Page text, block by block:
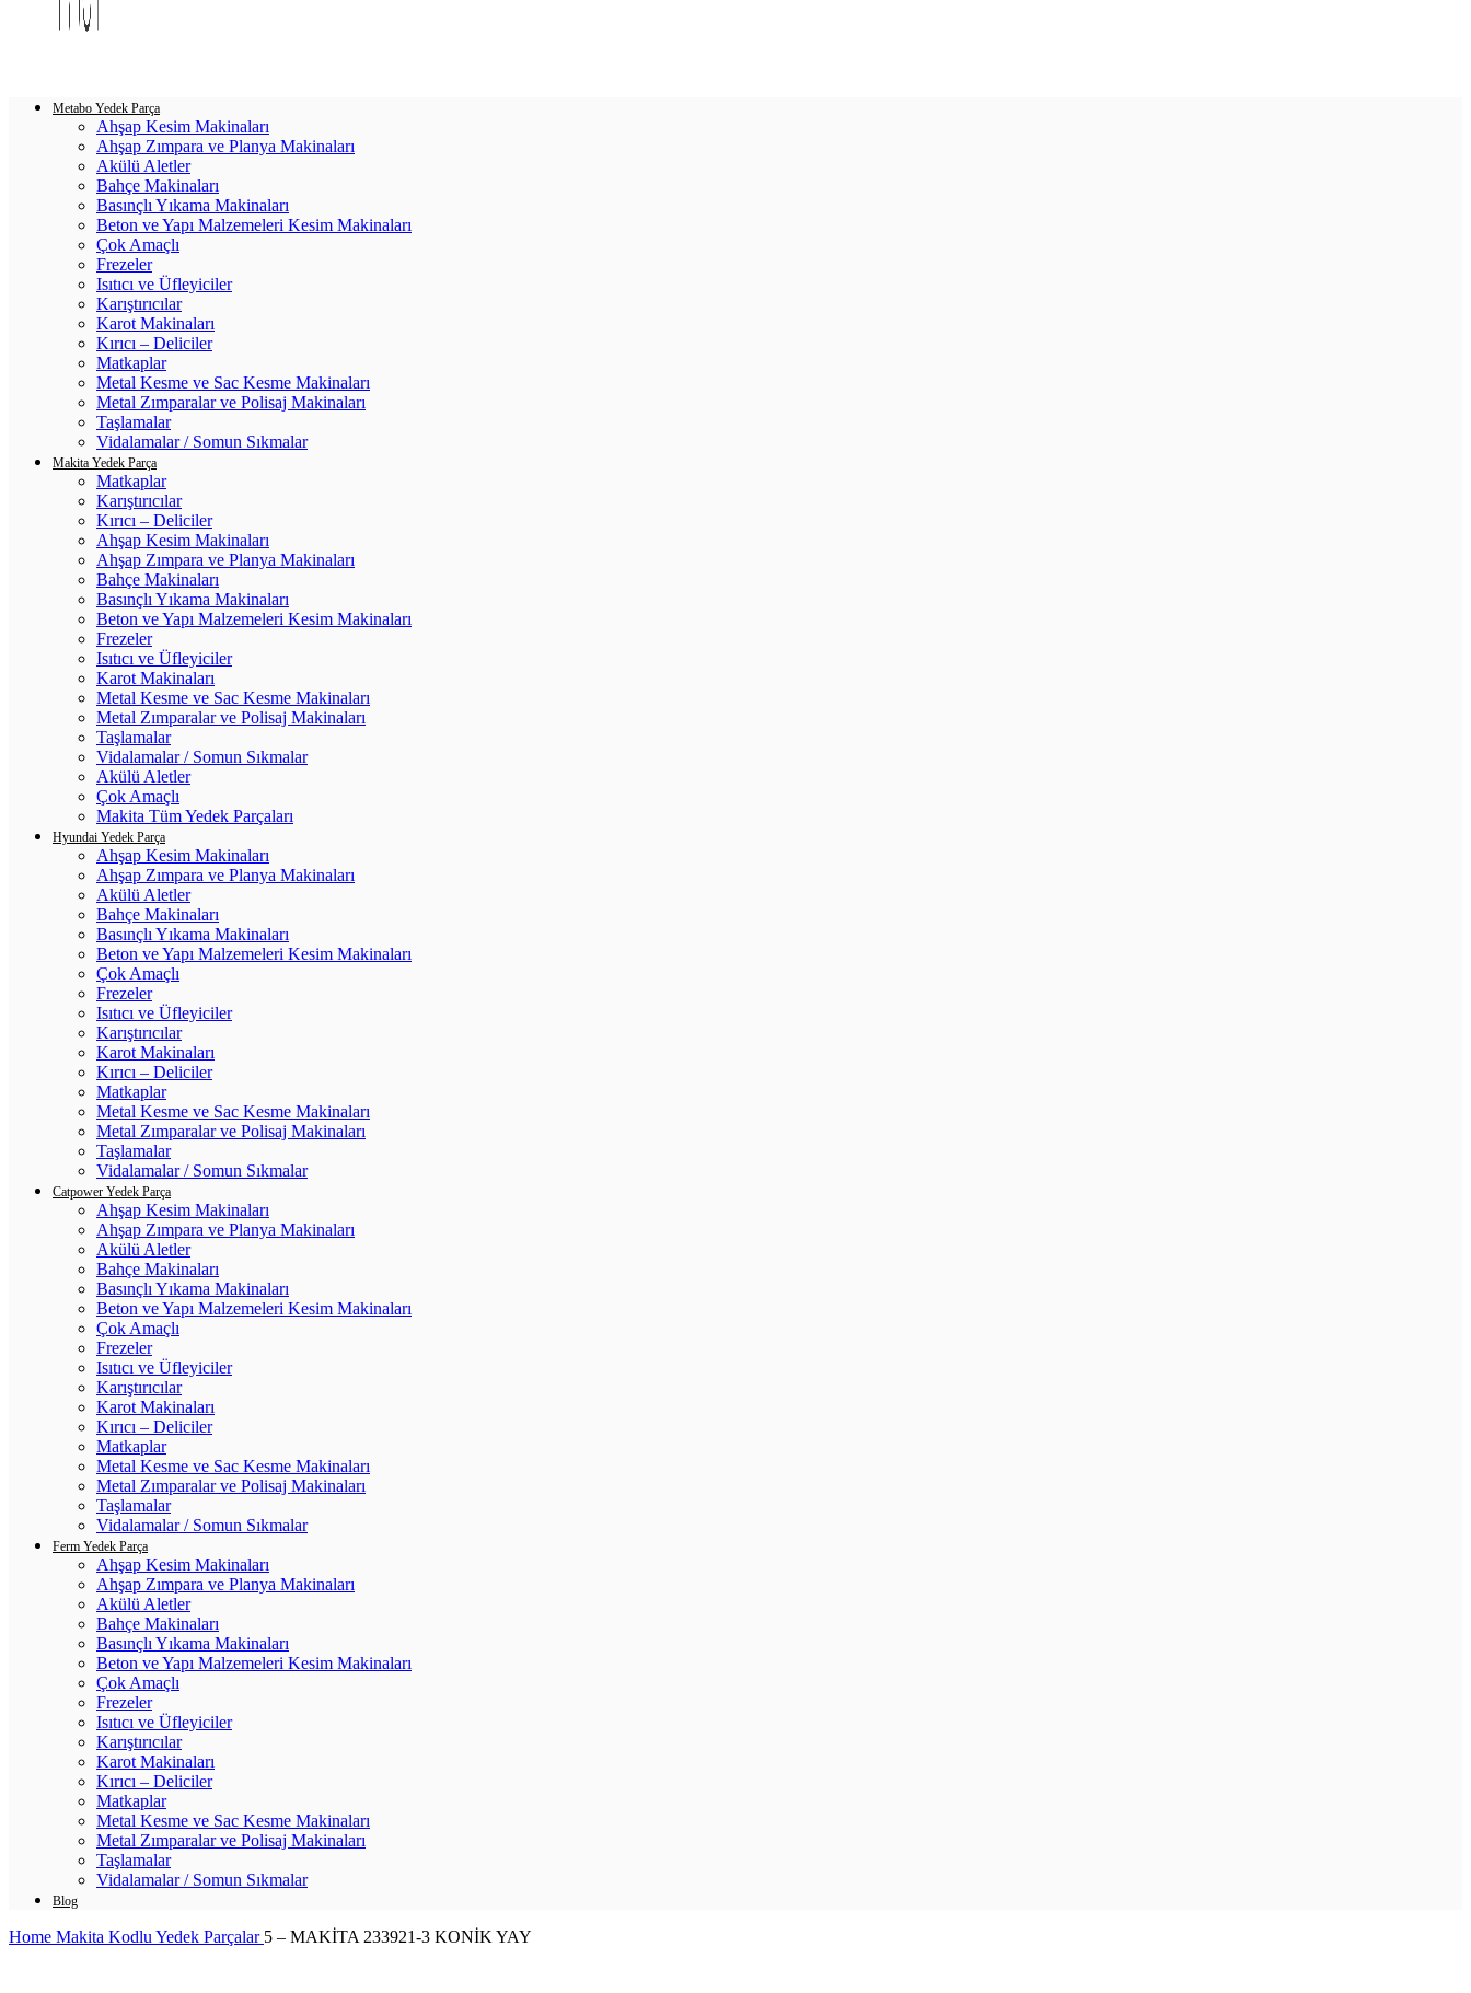
Metabo Yedek Parça
Ahşap Kesim Makinaları
Ahşap Zımpara ve Planya Makinaları
Akülü Aletler
Bahçe Makinaları
Basınçlı Yıkama Makinaları
Beton ve Yapı Malzemeleri Kesim Makinaları
Çok Amaçlı
Frezeler
Isıtıcı ve Üfleyiciler
Karıştırıcılar
Karot Makinaları
Kırıcı – Deliciler
Matkaplar
Metal Kesme ve Sac Kesme Makinaları
Metal Zımparalar ve Polisaj Makinaları
Taşlamalar
Vidalamalar / Somun Sıkmalar
Makita Yedek Parça
Matkaplar
Karıştırıcılar
Kırıcı – Deliciler
Ahşap Kesim Makinaları
Ahşap Zımpara ve Planya Makinaları
Bahçe Makinaları
Basınçlı Yıkama Makinaları
Beton ve Yapı Malzemeleri Kesim Makinaları
Frezeler
Isıtıcı ve Üfleyiciler
Karot Makinaları
Metal Kesme ve Sac Kesme Makinaları
Metal Zımparalar ve Polisaj Makinaları
Taşlamalar
Vidalamalar / Somun Sıkmalar
Akülü Aletler
Çok Amaçlı
Makita Tüm Yedek Parçaları
Hyundai Yedek Parça
Ahşap Kesim Makinaları
Ahşap Zımpara ve Planya Makinaları
Akülü Aletler
Bahçe Makinaları
Basınçlı Yıkama Makinaları
Beton ve Yapı Malzemeleri Kesim Makinaları
Çok Amaçlı
Frezeler
Isıtıcı ve Üfleyiciler
Karıştırıcılar
Karot Makinaları
Kırıcı – Deliciler
Matkaplar
Metal Kesme ve Sac Kesme Makinaları
Metal Zımparalar ve Polisaj Makinaları
Taşlamalar
Vidalamalar / Somun Sıkmalar
Catpower Yedek Parça
Ahşap Kesim Makinaları
Ahşap Zımpara ve Planya Makinaları
Akülü Aletler
Bahçe Makinaları
Basınçlı Yıkama Makinaları
Beton ve Yapı Malzemeleri Kesim Makinaları
Çok Amaçlı
Frezeler
Isıtıcı ve Üfleyiciler
Karıştırıcılar
Karot Makinaları
Kırıcı – Deliciler
Matkaplar
Metal Kesme ve Sac Kesme Makinaları
Metal Zımparalar ve Polisaj Makinaları
Taşlamalar
Vidalamalar / Somun Sıkmalar
Ferm Yedek Parça
Ahşap Kesim Makinaları
Ahşap Zımpara ve Planya Makinaları
Akülü Aletler
Bahçe Makinaları
Basınçlı Yıkama Makinaları
Beton ve Yapı Malzemeleri Kesim Makinaları
Çok Amaçlı
Frezeler
Isıtıcı ve Üfleyiciler
Karıştırıcılar
Karot Makinaları
Kırıcı – Deliciler
Matkaplar
Metal Kesme ve Sac Kesme Makinaları
Metal Zımparalar ve Polisaj Makinaları
Taşlamalar
Vidalamalar / Somun Sıkmalar
Blog
Home Makita Kodlu Yedek Parçalar 5 – MAKİTA 233921-3 KONİK YAY